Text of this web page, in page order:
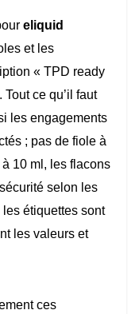
eliquid
et les
« TPD ready
ce qu’il faut
les engagements
; pas de fiole à
10 ml, les flacons
selon les
étiquettes sont
les valeurs et
ces